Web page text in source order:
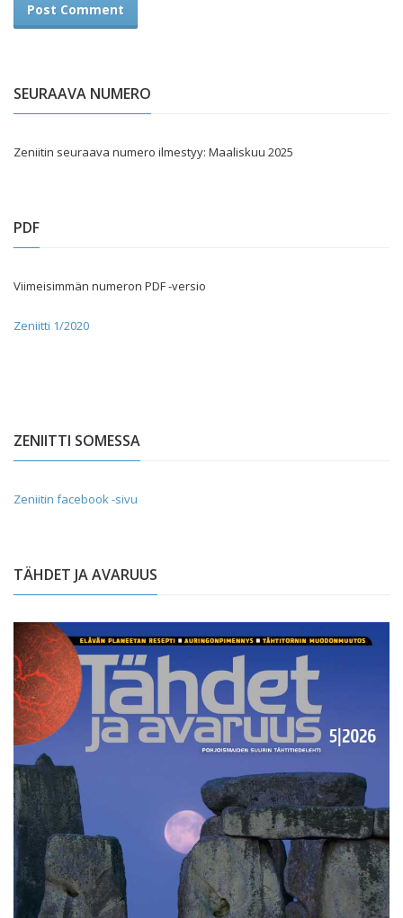
SEURAAVA NUMERO
Zeniitin seuraava numero ilmestyy: Maaliskuu 2025
PDF
Viimeisimmän numeron PDF -versio
Zeniitti 1/2020
ZENIITTI SOMESSA
Zeniitin facebook -sivu
TÄHDET JA AVARUUS